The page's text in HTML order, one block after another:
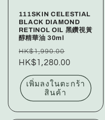
111SKIN CELESTIAL
BLACK DIAMOND
RETINOL OIL 黑鑽視黃
醇精華油 30ml
ราคา
ปกติ
HK$1,990.00
โปรโมชัน
HK$1,280.00
เพิ่มลงในตะกร้า
สินค้า